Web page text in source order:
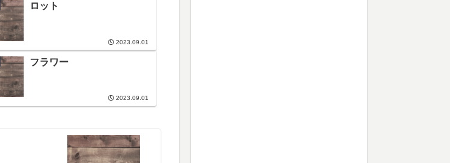
ロット
2023.09.01
フラワー
2023.09.01